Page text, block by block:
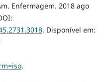
Enfermagem. 2018 ago
. Disponível em:
.